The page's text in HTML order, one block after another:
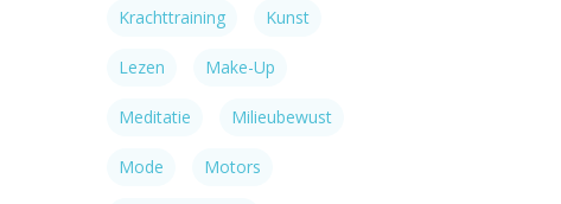
Krachttraining Kunst
Lezen Make-Up
Meditatie Milieubewust
Mode Motors